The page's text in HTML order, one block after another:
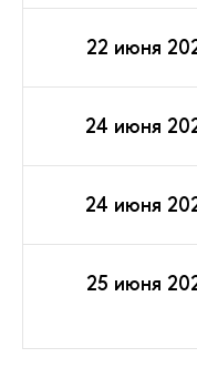
22 июня
24 июня
24 июня
25 июня